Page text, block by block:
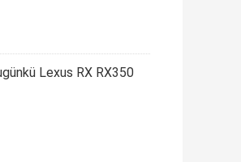
Lexus RX RX350